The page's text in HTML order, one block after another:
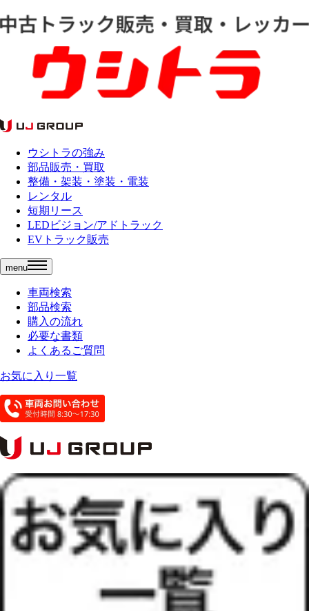
ウシトラの強み
部品販売・買取
整備・架装・塗装・電装
レンタル
短期リース
LEDビジョン/アドトラック
EVトラック販売
menu
車両検索
部品検索
購入の流れ
必要な書類
よくあるご質問
お気に入り一覧